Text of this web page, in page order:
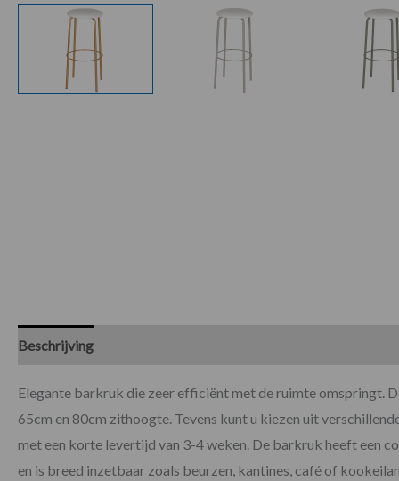
Beschrijving
Elegante barkruk die zeer efficiënt met de ruimte omspringt.
65cm en 80cm zithoogte. Tevens kunt u kiezen uit
met een korte levertijd van 3-4 weken. De barkruk heeft een
en is breed inzetbaar zoals beurzen, kantines, café of